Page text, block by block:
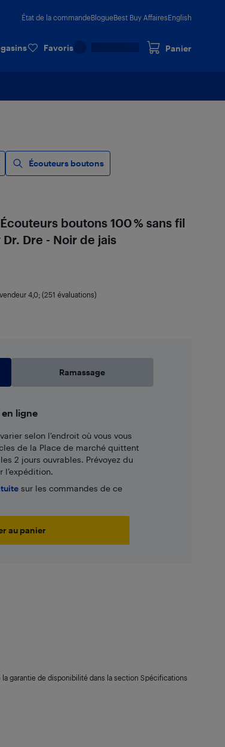
État de la commandeBlogueBest Buy AffairesEnglish
Favoris Panier
Écouteurs boutons
boutons 100 % sans fil
Dre - Noir de jais
4,0; (251 évaluations)
Ramassage
ligne
selon l'endroit où vous vous
de la Place de marché quittent
2 jours ouvrables. Prévoyez du
l’expédition.
sur les commandes de ce
au panier
garantie de disponibilité dans la section Spécifications